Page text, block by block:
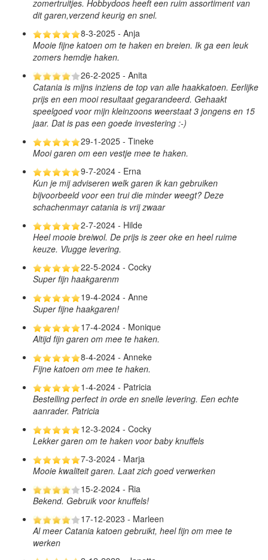
zomertruitjes. Hobbydoos heeft een ruim assortiment van
dit garen,verzend keurig en snel.
8-3-2025 - Anja
Mooie fijne katoen om te haken en breien. Ik ga een leuk
zomers hemdje haken.
26-2-2025 - Anita
Catania is mijns inziens de top van alle haakkatoen. Eerlijke
prijs en een mooi resultaat gegarandeerd. Gehaakt
speelgoed voor mijn kleinzoons weerstaat 3 jongens en 15
jaar. Dat is pas een goede investering :-)
29-1-2025 - Tineke
Mooi garen om een vestje mee te haken.
9-7-2024 - Erna
Kun je mij adviseren welk garen ik kan gebruiken
bijvoorbeeld voor een trui die minder weegt? Deze
schachenmayr catania is vrij zwaar
2-7-2024 - Hilde
Heel mooie breiwol. De prijs is zeer oke en heel ruime
keuze. Vlugge levering.
22-5-2024 - Cocky
Super fijn haakgarenm
19-4-2024 - Anne
Super fijne haakgaren!
17-4-2024 - Monique
Altijd fijn garen om mee te haken.
8-4-2024 - Anneke
Fijne katoen om mee te haken.
1-4-2024 - Patricia
Bestelling perfect in orde en snelle levering. Een echte
aanrader. Patricia
12-3-2024 - Cocky
Lekker garen om te haken voor baby knuffels
7-3-2024 - Marja
Mooie kwaliteit garen. Laat zich goed verwerken
15-2-2024 - Ria
Bekend. Gebruik voor knuffels!
17-12-2023 - Marleen
Al meer Catania katoen gebruikt, heel fijn om mee te
werken